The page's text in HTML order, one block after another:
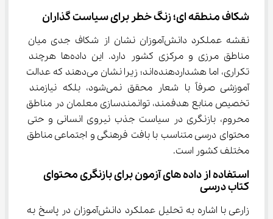
شکاف منطقه ای؛ زنگ خطر برای سیاست گذاران
نقشه عملکرد دانش‌آموزان نشان از شکاف جدی میان
مناطق مرزی و مرکزی کشور دارد. این داده‌ها هرچند
تکراری، اما هشداردهنده‌اند؛ زیرا نشان می‌دهند که عدالت
آموزشی صرفاً با شعار محقق نمی‌شود، بلکه نیازمند
تخصیص منابع هدفمند، توانمندسازی معلمان در مناطق
محروم، بازنگری در سیاست جذب نیروی انسانی و حتی
محتوای درسی متناسب با بافت فرهنگی و اجتماعی مناطق
مختلف کشور است.
استفاده از داده های آزمون برای بازنگری محتوای
کتاب درسی
زارعی با اشاره به تحلیل عملکرد دانش‌آموزان در پاسخ به